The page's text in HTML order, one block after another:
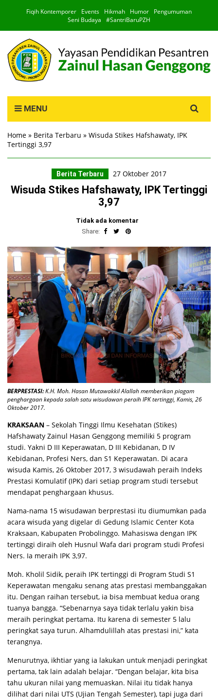
Fiqih Kontemporer Events Hikmah Humor
Pengumuman
Seni Budaya
#SantriBaruPZH
MENU
for:
Home » Berita Terbaru » Wisuda Stikes Hafshawaty, IPK
Tertinggi 3,97
Berita Terbaru 27 Oktober 2017
Wisuda Stikes Hafshawaty, IPK Tertinggi
3,97
Tidak ada komentar
Share:
BERPRESTASI:K.H. Moh. Hasan Mutawakkil Alallah memberikan piagam
penghargaan kepada salah satu wisudawan peraih IPK tertinggi, Kamis, 26
Oktober 2017.
KRAKSAAN – Sekolah Tinggi Ilmu Kesehatan (Stikes)
Hafshawaty Zainul Hasan Genggong memiliki 5 program
studi. Yakni D III Keperawatan, D III Kebidanan, D IV
Kebidanan, Profesi Ners, dan S1 Keperawatan. Di acara
wisuda Kamis, 26 Oktober 2017, 3 wisudawah peraih Indeks
Prestasi Komulatif (IPK) dari setiap program studi tersebut
mendapat penghargaan khusus.
Nama-nama 15 wisudawan berprestasi itu diumumkan pada
acara wisuda yang digelar di Gedung Islamic Center Kota
Kraksaan, Kabupaten Probolinggo. Mahasiswa dengan IPK
tertinggi diraih oleh Husnul Wafa dari program studi Profesi
Ners. Ia meraih IPK 3,97.
Moh. Kholil Sidik, peraih IPK tertinggi di Program Studi S1
Keperawatan mengaku senang atas prestasi membanggakan
itu. Dengan raihan tersebut, ia bisa membuat kedua orang
tuanya bangga. “Sebenarnya saya tidak terlalu yakin bisa
meraih peringkat pertama. Itu karena di semester 5 lalu
peringkat saya turun. Alhamdulillah atas prestasi ini,” kata
terangnya.
Menurutnya, ikhtiar yang ia lakukan untuk menjadi peringkat
pertama, tak lain adalah belajar. “Dengan belajar, kita bisa
tahu ukuran nilai yang memuaskan. Nilai itu tidak hanya
dilihat dari nilai UTS (Ujian Tengah Semester), tapi juga dari